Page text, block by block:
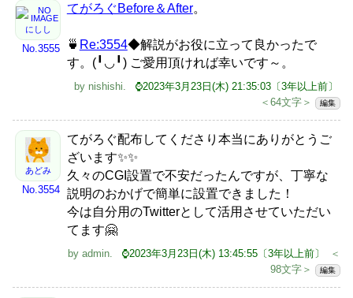
にしし
No.3555
てがろぐBefore＆After。
🍵 Re:3554◆解説がお役に立って良かったで
す。(╹◡╹) ご愛用頂ければ幸いです～。
by nishishi.
⌚2023年3月23日(木) 21:35:03〔3年以上前〕
＜64文字＞
編集
あどみ
No.3554
てがろぐ配布してくださり本当にありがとうご
ざいます✨✨
久々のCGI設置で不安だったんですが、丁寧な
説明のおかげで簡単に設置できました！
今は自分用のTwitterとして活用させていただい
てます🤗
by admin. ⌚2023年3月23日(木) 13:45:55〔3年以上前〕
＜
98文字＞
編集